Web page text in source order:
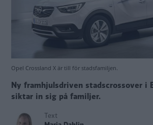
Opel Crossland X är till för stadsfamiljen.
Ny framhjulsdriven stadscrossover i
siktar in sig på familjer.
Text